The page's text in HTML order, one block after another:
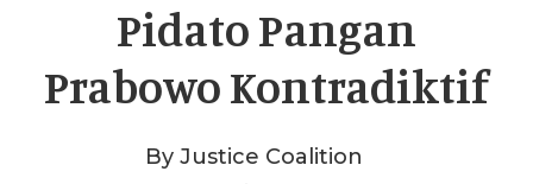
Pidato Pangan
Prabowo Kontradiktif
By Justice Coalition